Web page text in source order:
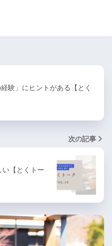
験」にヒントがある【とく
次の記事
い【とくトー